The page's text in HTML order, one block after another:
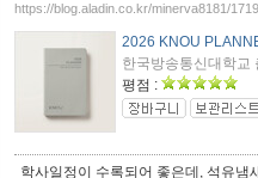
https://blog.aladin.co.kr/minerva8181/
2026 KNOU
한국방송통신대학교
평점 :
학사일정이 수록되어 좋은데, 석유냄